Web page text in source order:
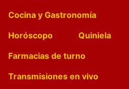
Cocina y Gastronomía
Horóscopo
Quiniela
Farmacias de turno
Transmisiones en vivo